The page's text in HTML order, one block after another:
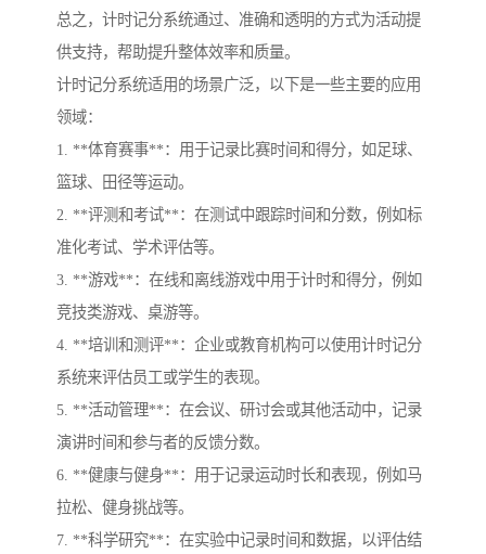
总之，计时记分系统通过、准确和透明的方式为活动提
供支持，帮助提升整体效率和质量。
计时记分系统适用的场景广泛，以下是一些主要的应用
领域：
1. **体育赛事**：用于记录比赛时间和得分，如足球、
篮球、田径等运动。
2. **评测和考试**：在测试中跟踪时间和分数，例如标
准化考试、学术评估等。
3. **游戏**：在线和离线游戏中用于计时和得分，例如
竞技类游戏、桌游等。
4. **培训和测评**：企业或教育机构可以使用计时记分
系统来评估员工或学生的表现。
5. **活动管理**：在会议、研讨会或其他活动中，记录
演讲时间和参与者的反馈分数。
6. **健康与健身**：用于记录运动时长和表现，例如马
拉松、健身挑战等。
7. **科学研究**：在实验中记录时间和数据，以评估结